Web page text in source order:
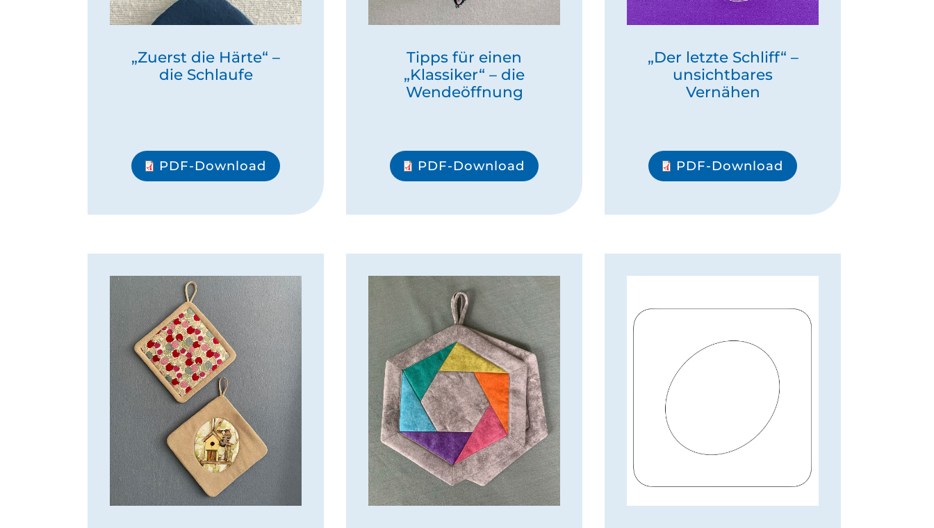
„Zuerst die Härte“ –
die Schlaufe
PDF-Download
Tipps für einen
„Klassiker“ – die
Wendeöffnung
PDF-Download
„Der letzte Schliff“ –
unsichtbares
Vernähen
PDF-Download